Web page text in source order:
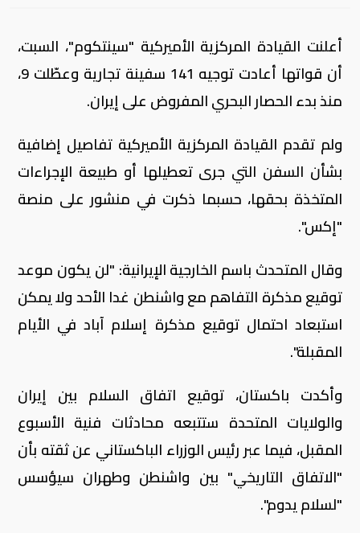
أعلنت القيادة المركزية الأميركية "سينتكوم"، السبت،
أن قواتها أعادت توجيه 141 سفينة تجارية وعطّلت 9،
منذ بدء الحصار البحري المفروض على إيران.
ولم تقدم القيادة المركزية الأميركية تفاصيل إضافية
بشأن السفن التي جرى تعطيلها أو طبيعة الإجراءات
المتخذة بحقها، حسبما ذكرت في منشور على منصة
"إكس".
وقال المتحدث باسم الخارجية الإيرانية: "لن يكون موعد
توقيع مذكرة التفاهم مع واشنطن غدا الأحد ولا يمكن
استبعاد احتمال توقيع مذكرة إسلام آباد في الأيام
المقبلة".
وأكدت باكستان، توقيع اتفاق السلام بين إيران
والولايات المتحدة ستتبعه محادثات فنية الأسبوع
المقبل، فيما عبر رئيس الوزراء الباكستاني عن ثقته بأن
"الاتفاق التاريخي" بين واشنطن وطهران سيؤسس
"لسلام يدوم".